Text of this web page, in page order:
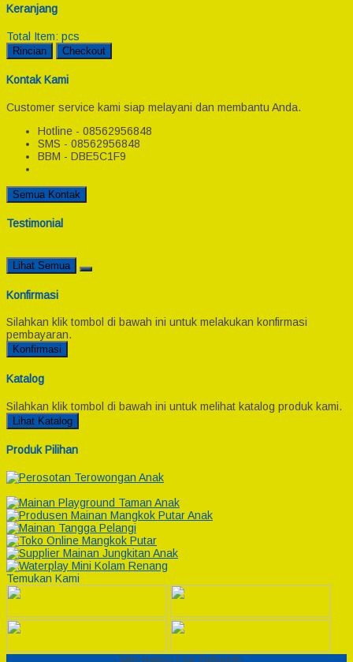
Keranjang
Total Item: pcs
Rincian Checkout
Kontak Kami
Customer service kami siap melayani dan membantu Anda.
Hotline - 08562956848
SMS - 08562956848
BBM - DBE5C1F9
Semua Kontak
Testimonial
Lihat Semua
Konfirmasi
Silahkan klik tombol di bawah ini untuk melakukan konfirmasi
pembayaran.
Konfirmasi
Katalog
Silahkan klik tombol di bawah ini untuk melihat katalog produk kami.
Lihat Katalog
Produk Pilihan
Temukan Kami